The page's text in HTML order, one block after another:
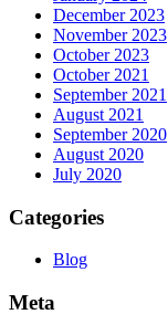
December 2023
November 2023
October 2023
October 2021
September 2021
August 2021
September 2020
August 2020
July 2020
Categories
Blog
Meta